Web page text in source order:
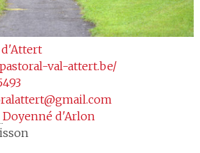
d'Attert
val-attert.be/
Doyenné d'Arlon